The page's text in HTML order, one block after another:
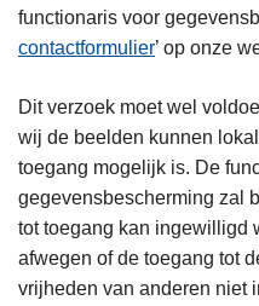
functionaris voor
contactformulier’ op onze
Dit verzoek moet wel
wij de beelden kunnen
toegang mogelijk is. De
gegevensbescherming zal
tot toegang kan ingewilligd
afwegen of de toegang tot
vrijheden van anderen niet